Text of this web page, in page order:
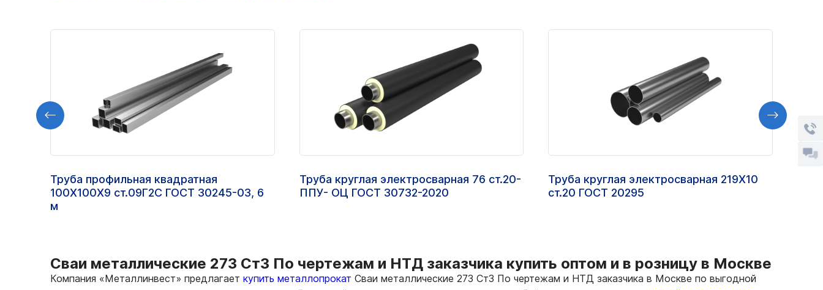
Труба профильная квадратная
100Х100Х9 ст.09Г2С ГОСТ 30245-03, 6
м
Труба круглая электросварная 76 ст.20-
ППУ- ОЦ ГОСТ 30732-2020
Труба круглая электросварная 219Х10
ст.20 ГОСТ 20295
Сваи металлические 273 Ст3 По чертежам и НТД заказчика купить оптом и в розницу в Москве
Компания «Металлинвест» предлагает купить металлопрокат Сваи металлические 273 Ст3 По чертежам и НТД заказчика в Москве по выгодной